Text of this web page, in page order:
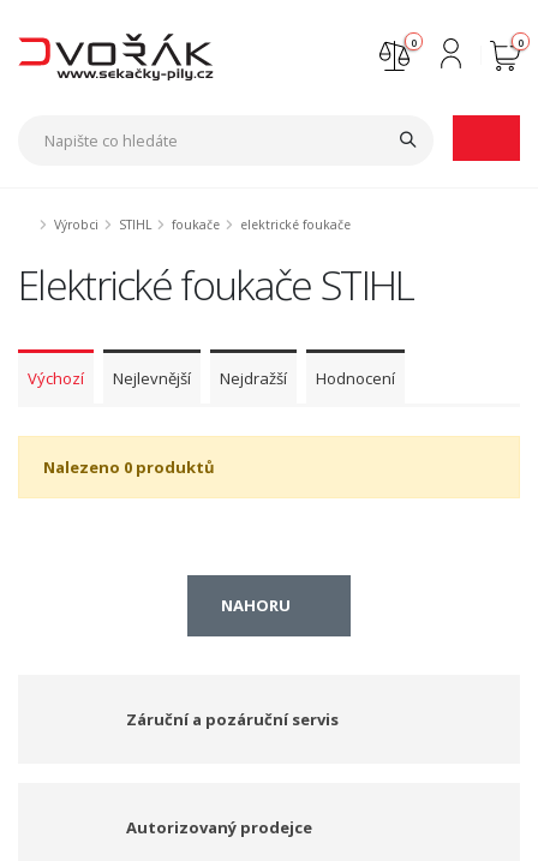
0
0
Výrobci STIHL foukače elektrické foukače
Elektrické foukače STIHL
Výchozí Nejlevnější Nejdražší Hodnocení
Nalezeno 0 produktů
NAHORU
Záruční a pozáruční servis
Autorizovaný prodejce